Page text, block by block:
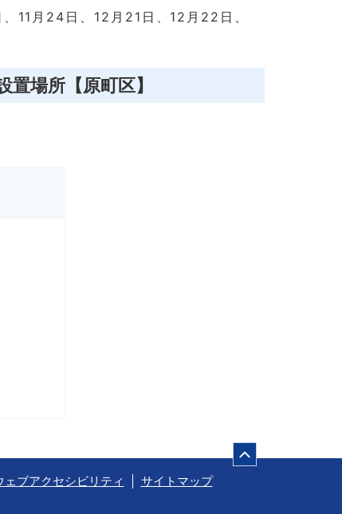
11月24日、12月21日、12月22日、
場所【原町区】
ェブアクセシビリティ サイトマップ